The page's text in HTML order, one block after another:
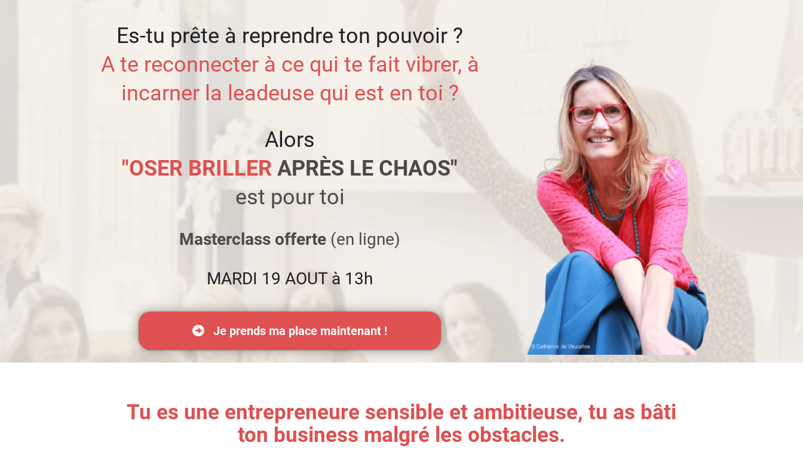
Es-tu prête à reprendre ton pouvoir ?
A te reconnecter à ce qui te fait vibrer, à
incarner la leadeuse qui est en toi ?
Alors
"OSER BRILLERAPRÈS LE CHAOS"
est pour toi
Masterclass offerte (en ligne)
MARDI 19 AOUT à 13h
Je prends ma place maintenant !
Tu es une entrepreneure sensible et ambitieuse, tu as bâti
ton business malgré les obstacles.